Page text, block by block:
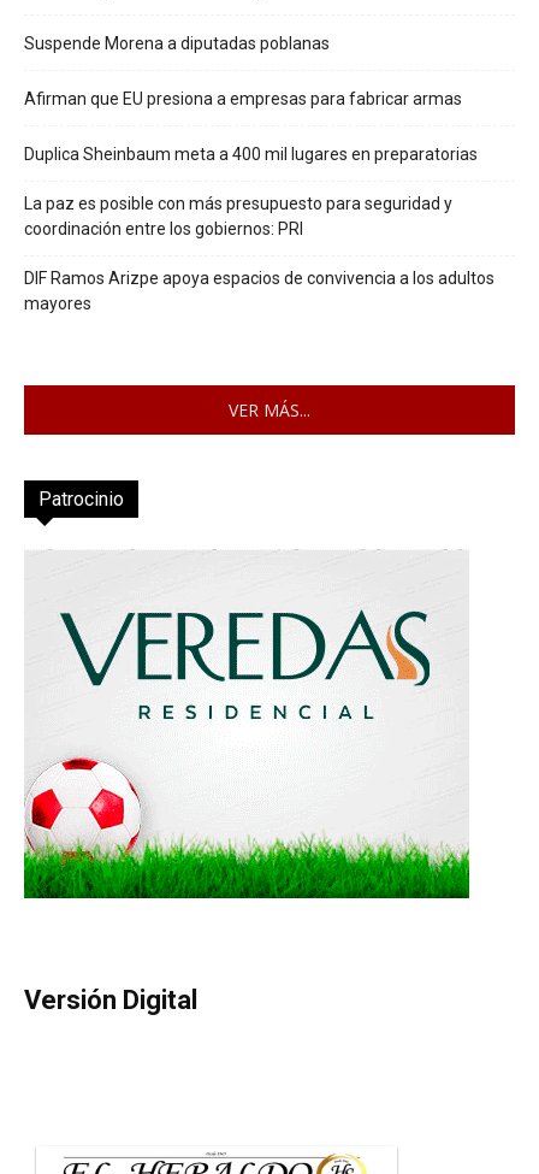
Suspende Morena a diputadas poblanas
Afirman que EU presiona a empresas para fabricar armas
Duplica Sheinbaum meta a 400 mil lugares en preparatorias
La paz es posible con más presupuesto para seguridad y
coordinación entre los gobiernos: PRI
DIF Ramos Arizpe apoya espacios de convivencia a los adultos
mayores
VER MÁS...
Patrocinio
Versión Digital